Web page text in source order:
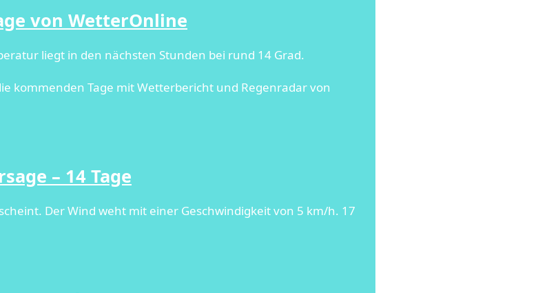
von WetterOnline
liegt in den nächsten Stunden bei rund 14 Grad.
kommenden Tage mit Wetterbericht und Regenradar von
– 14 Tage
Der Wind weht mit einer Geschwindigkeit von 5 km/h. 17